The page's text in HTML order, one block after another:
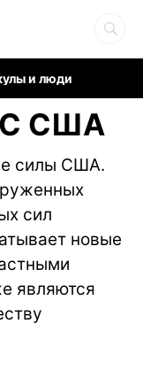
и люди
США
силы США.
сил
новые
являются